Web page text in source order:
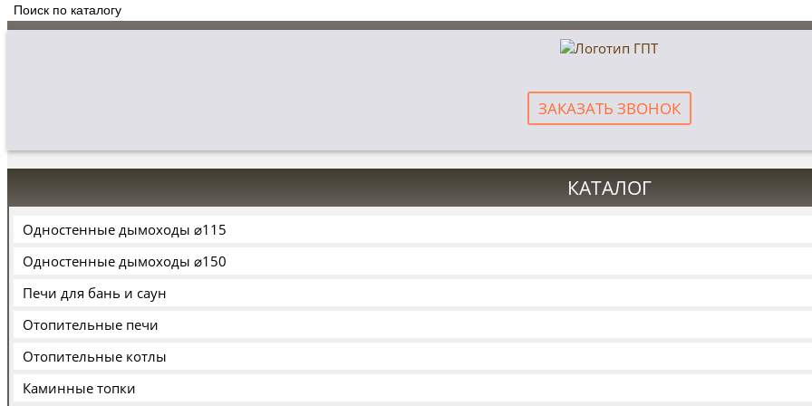
ЗАКАЗАТЬ ЗВОНОК
КАТАЛОГ
Одностенные дымоходы ⌀115
Одностенные дымоходы ⌀150
Печи для бань и саун
Отопительные печи
Отопительные котлы
Каминные топки